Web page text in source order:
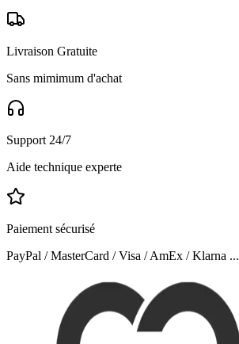
Livraison Gratuite
Sans mimimum d'achat
Support 24/7
Aide technique experte
Paiement sécurisé
PayPal / MasterCard / Visa / AmEx / Klarna ...